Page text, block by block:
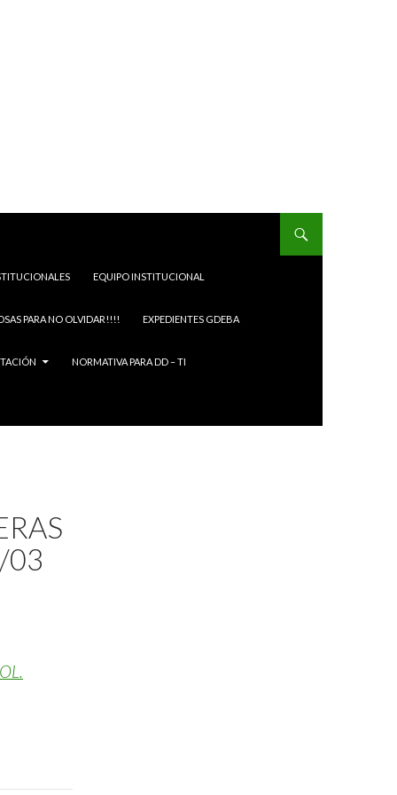
EQUIPO INSTITUCIONAL
PARA NO OLVIDAR!!!! EXPEDIENTES GDEBA
NORMATIVA PARA DD – TI
03